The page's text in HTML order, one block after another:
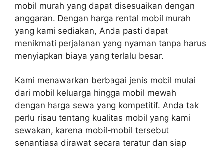
mobil murah yang dapat disesuaikan dengan
anggaran. Dengan harga rental mobil murah
yang kami sediakan, Anda pasti dapat
menikmati perjalanan yang nyaman tanpa harus
menyiapkan biaya yang terlalu besar.
Kami menawarkan berbagai jenis mobil mulai
dari mobil keluarga hingga mobil mewah
dengan harga sewa yang kompetitif. Anda tak
perlu risau tentang kualitas mobil yang kami
sewakan, karena mobil-mobil tersebut
senantiasa dirawat secara teratur dan siap